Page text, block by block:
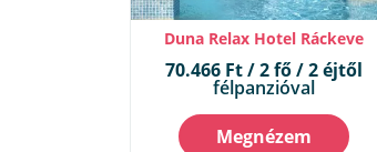
Duna Relax Hotel Ráckeve
70.466 Ft / 2 fő / 2 éjtől
félpanzióval
Megnézem